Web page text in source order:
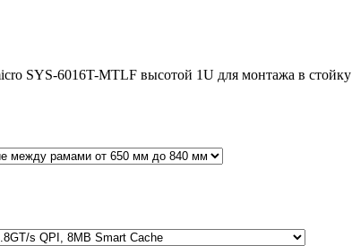
SYS-6016T-MTLF высотой 1U для монтажа в стойку